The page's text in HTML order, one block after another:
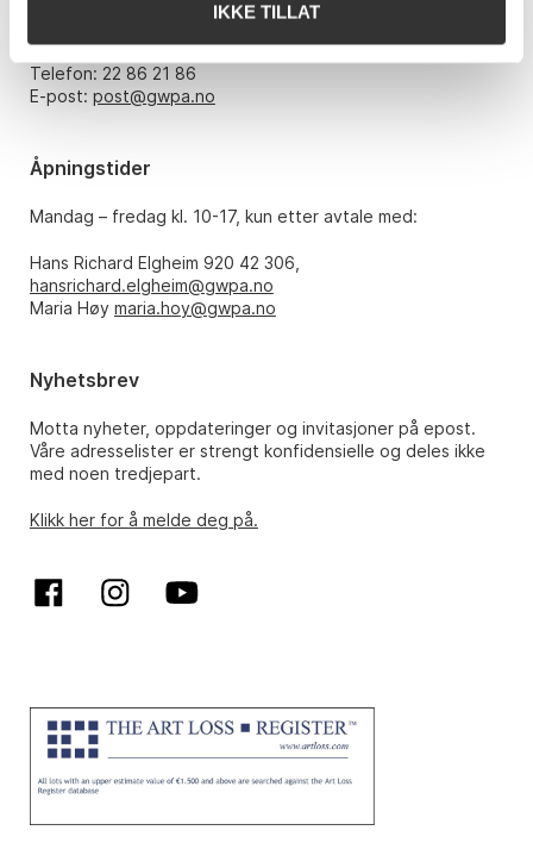
IKKE TILLAT
Telefon: 22 86 21 86
E-post: post@gwpa.no
Åpningstider
Mandag – fredag kl. 10-17, kun etter avtale med:
Hans Richard Elgheim 920 42 306,
hansrichard.elgheim@gwpa.no
Maria Høy maria.hoy@gwpa.no
Nyhetsbrev
Motta nyheter, oppdateringer og invitasjoner på epost.
Våre adresselister er strengt konfidensielle og deles ikke
med noen tredjepart.
Klikk her for å melde deg på.